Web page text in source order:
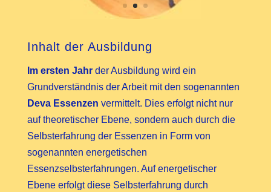
Inhalt der Ausbildung
Im ersten Jahrder Ausbildung wird ein
Grundverständnis der Arbeit mit den sogenannten
Deva Essenzen vermittelt. Dies erfolgt nicht nur
auf theoretischer Ebene, sondern auch durch die
Selbsterfahrung der Essenzen in Form von
sogenannten energetischen
Essenzselbsterfahrungen. Auf energetischer
Ebene erfolgt diese Selbsterfahrung durch